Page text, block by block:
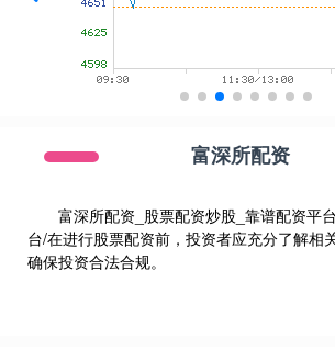
富深所配资
富深所配资_股票配资炒股_靠谱配资平
台/在进行股票配资前，投资者应充分了解相
确保投资合法合规。